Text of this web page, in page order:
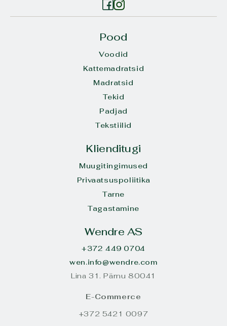
Pood
Voodid
Kattemadratsid
Madratsid
Tekid
Padjad
Tekstiilid
Klienditugi
Muugitingimused
Privaatsuspoliitika
Tarne
Tagastamine
Wendre AS
+372 449 0704
wen.info@wendre.com
Lina 31. Pärnu 80041
E-Commerce
+372 5421 0097